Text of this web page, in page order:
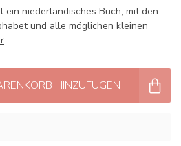
ein niederländisches Buch, mit den
und alle möglichen kleinen
.
HINZUFÜGEN